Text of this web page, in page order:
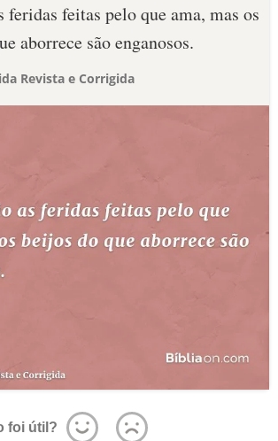
feridas feitas pelo que ama, mas os
aborrece são enganosos.
Revista e Corrigida
foi útil?